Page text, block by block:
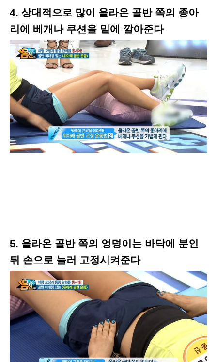
4. 상대적으로 많이 올라온 골반 쪽의 종아
리에 베개나 쿠션을 밑에 깔아준다
5. 올라온 골반 쪽의 엉덩이는 바닥에 분인
뒤 손으로 눌러 고정시켜준다